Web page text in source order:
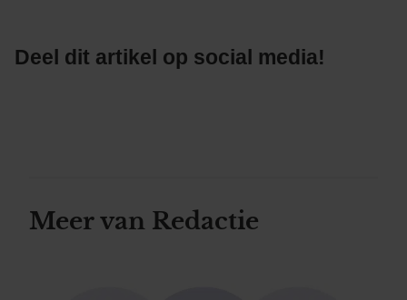
Deel dit artikel op social media!
Meer van Redactie